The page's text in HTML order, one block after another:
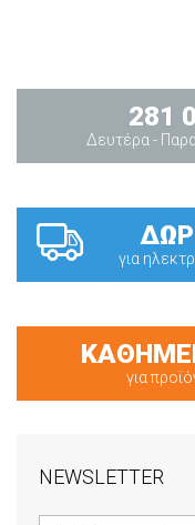
281
Δευτέρα -
για
για
NEWSLETTER